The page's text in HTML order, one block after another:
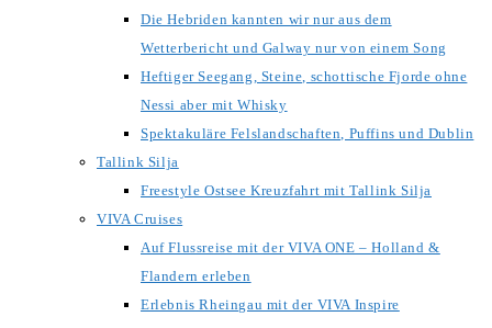
Die Hebriden kannten wir nur aus dem
Wetterbericht und Galway nur von einem Song
Heftiger Seegang, Steine, schottische Fjorde ohne
Nessi aber mit Whisky
Spektakuläre Felslandschaften, Puffins und Dublin
Tallink Silja
Freestyle Ostsee Kreuzfahrt mit Tallink Silja
VIVA Cruises
Auf Flussreise mit der VIVA ONE – Holland &
Flandern erleben
Erlebnis Rheingau mit der VIVA Inspire